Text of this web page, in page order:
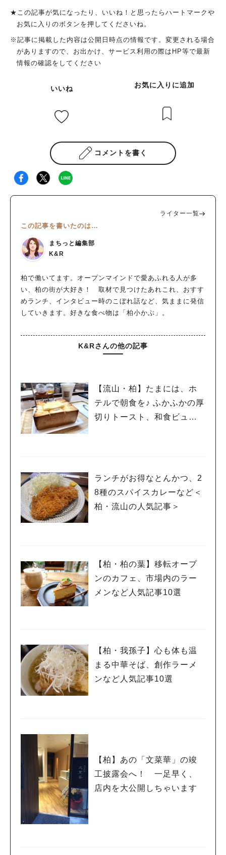
★この記事が気になったり、いいね！と思ったらハートマークや
お気に入りのボタンを押してくださいね。
※記事に掲載した内容は公開日時点の情報です。変更される場合
がありますので、お出かけ、サービス利用の際はHP等で最新
情報の確認をしてください
いいね お気に入りに追加
コメントを書く
ライター一覧
この記事を書いたのは…
まちっと編集部
K&R
柏で働いてます。オープンマインドで愛あふれる人が多
い、柏の街が大好き！ 取材で見つけたあれこれ、おすす
めランチ、インタビュー時のこぼれ話など、気ままに発信
していきます。好きな食べ物は「柏小かぶ」。
K&Rさんの他の記事
【流山・柏】たまには、ホ
テルで朝食を♪ ふかふかの厚
切りトースト、和食ビュッ
ランチがお得なとんかつ、2
8種のスパイスカレーなど＜
柏・流山の人気記事＞
【柏・柏の葉】移転オープ
ンのカフェ、市場内のラー
メンなど人気記事10選
【柏・我孫子】心も体も温
まる中華そば、創作ラーメ
ンなど人気記事10選
【柏】あの「文菜華」の竣
工披露会へ！ 一足早く、
店内を大公開しちゃいます